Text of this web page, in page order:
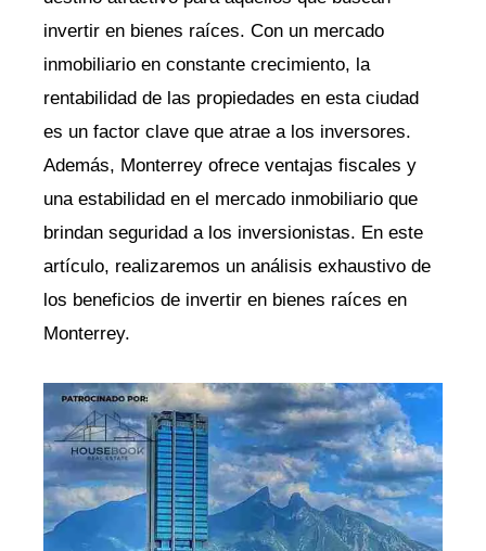
invertir en bienes raíces. Con un mercado
inmobiliario en constante crecimiento, la
rentabilidad de las propiedades en esta ciudad
es un factor clave que atrae a los inversores.
Además, Monterrey ofrece ventajas fiscales y
una estabilidad en el mercado inmobiliario que
brindan seguridad a los inversionistas. En este
artículo, realizaremos un análisis exhaustivo de
los beneficios de invertir en bienes raíces en
Monterrey.